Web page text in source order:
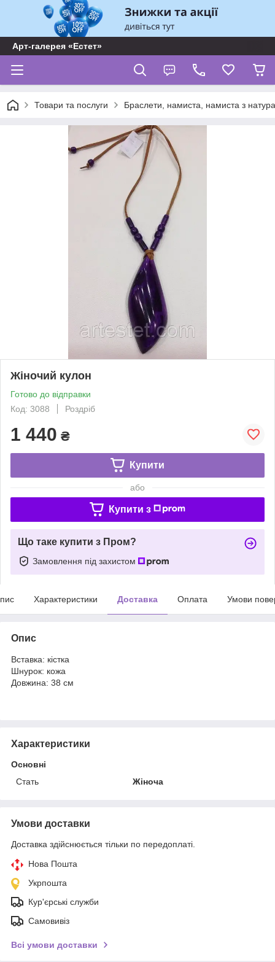
Арт-галерея «Естет»
Товари та послуги Браслети, намиста, намиста з
Жіночий кулон
Готово до відправки
Код: 3088
Роздріб
1 440 ₴
Купити
або
Купити з
Що таке купити з Пром?
Замовлення під захистом
Характеристики Доставка Оплата Умови
Опис
Вставка: кістка
Шнурок: кожа
Довжина: 38 см
Характеристики
Основні
Стать
Жіноча
Умови доставки
Доставка здійснюється тільки по передоплаті.
Нова Пошта
Укрпошта
Кур'єрські служби
Самовивіз
Всі умови доставки